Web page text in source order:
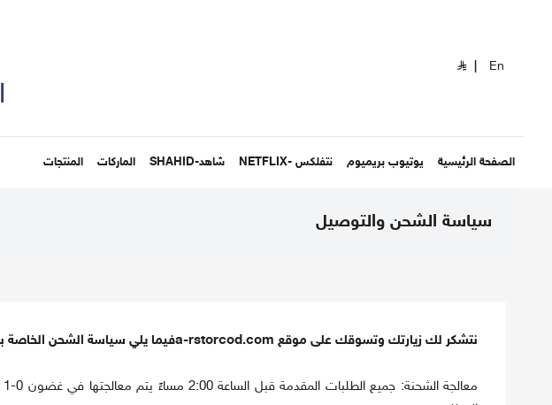
En
الصفحة الرئيسية يوتيوب بريميوم نتفلكس -NETFLIX شاهد-SHAHID الماركات المنتجات
سياسة الشحن والتوصيل
نتشكر لك زيارتك وتسوقك على موقع a-rstorcod.comفيما يلي سياسة الشحن الخاصة بنا: